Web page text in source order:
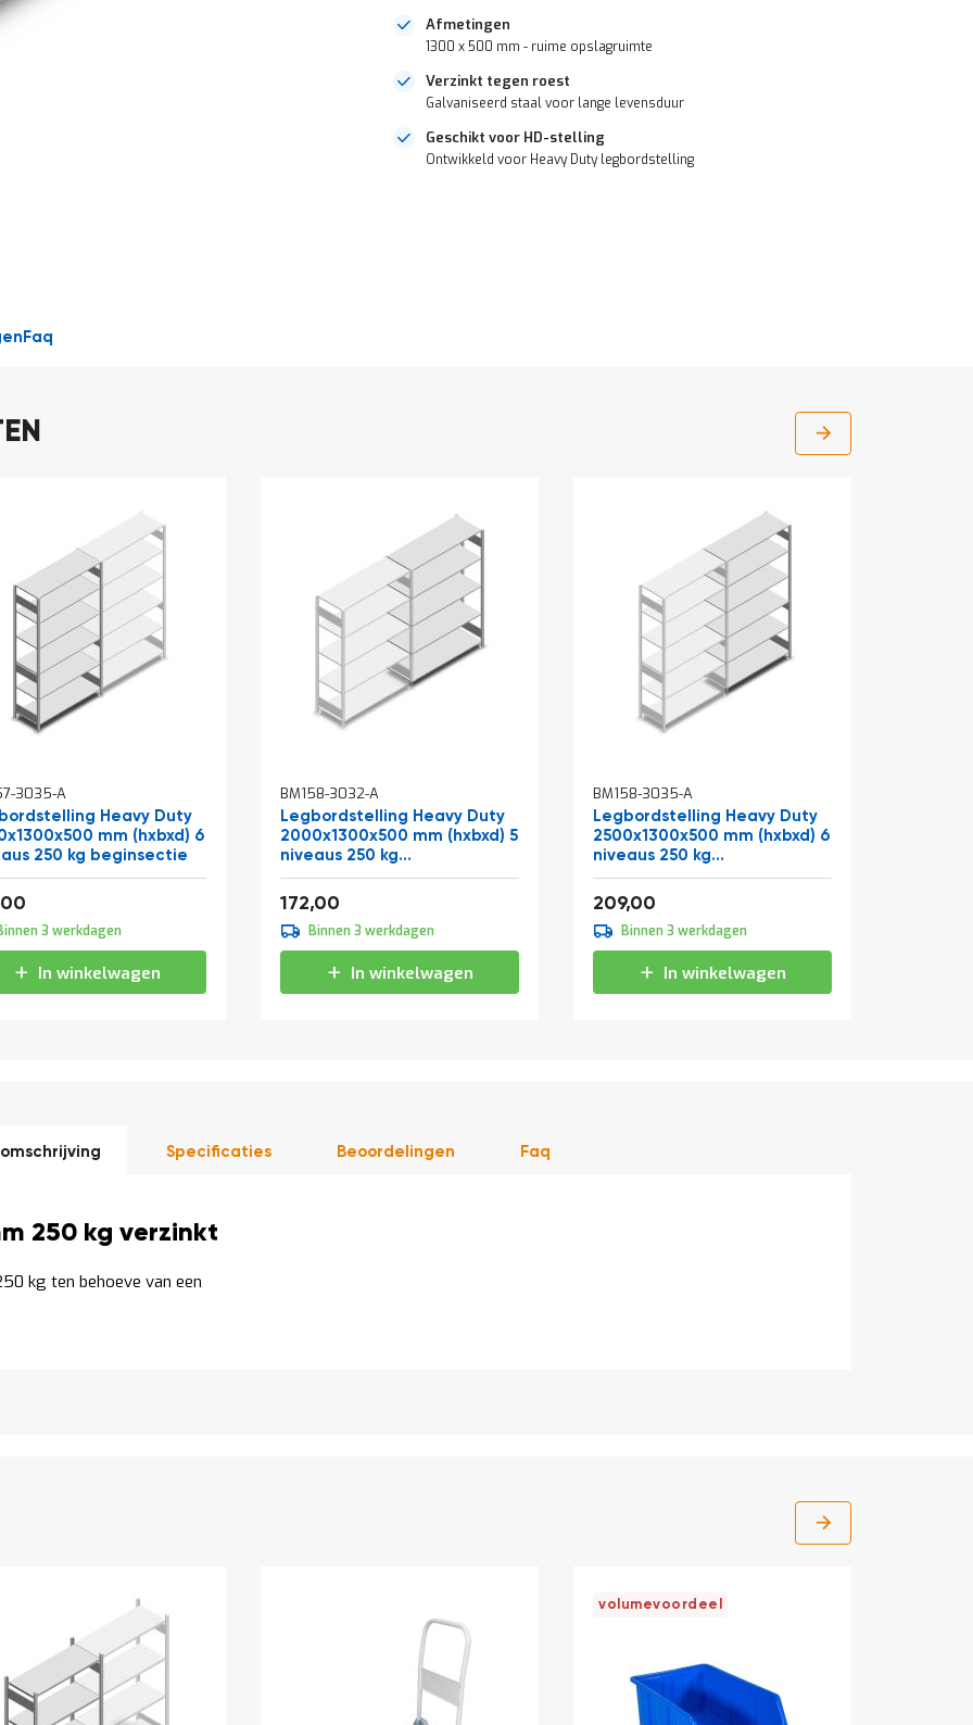
Afmetingen
1300 x 500 mm - ruime opslagruimte
Verzinkt tegen roest
Galvaniseerd staal voor lange levensduur
Geschikt voor HD-stelling
Ontwikkeld voor Heavy Duty legbordstelling
Faq
3035-A
Heavy Duty
mm (hxbxd) 6
250 kg beginsectie
3 werkdagen
In winkelwagen
BM158-3032-A
Legbordstelling Heavy Duty
2000x1300x500 mm (hxbxd) 5
niveaus 250 kg
aanbouwsectie
Vanaf
172,00
Binnen 3 werkdagen
In winkelwagen
BM158-3035-A
Legbordstelling Heavy Duty
2500x1300x500 mm (hxbxd) 6
niveaus 250 kg
aanbouwsectie
Vanaf
209,00
Binnen 3 werkdagen
In winkelwagen
250 kg verzinkt
kg ten behoeve van een
Specificaties Beoordelingen Faq
volumevoordeel